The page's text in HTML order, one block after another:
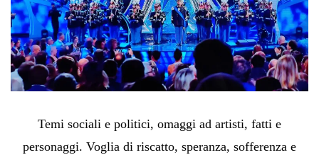
Temi sociali e politici, omaggi ad artisti, fatti e
personaggi. Voglia di riscatto, speranza, sofferenza e